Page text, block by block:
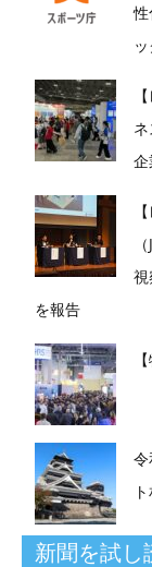
を報告
新聞を試し